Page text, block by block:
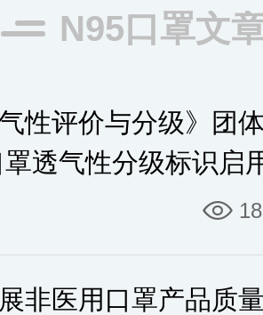
N95口罩文
气性评价与分级》团
透气性分级标识启
非医用口罩产品质